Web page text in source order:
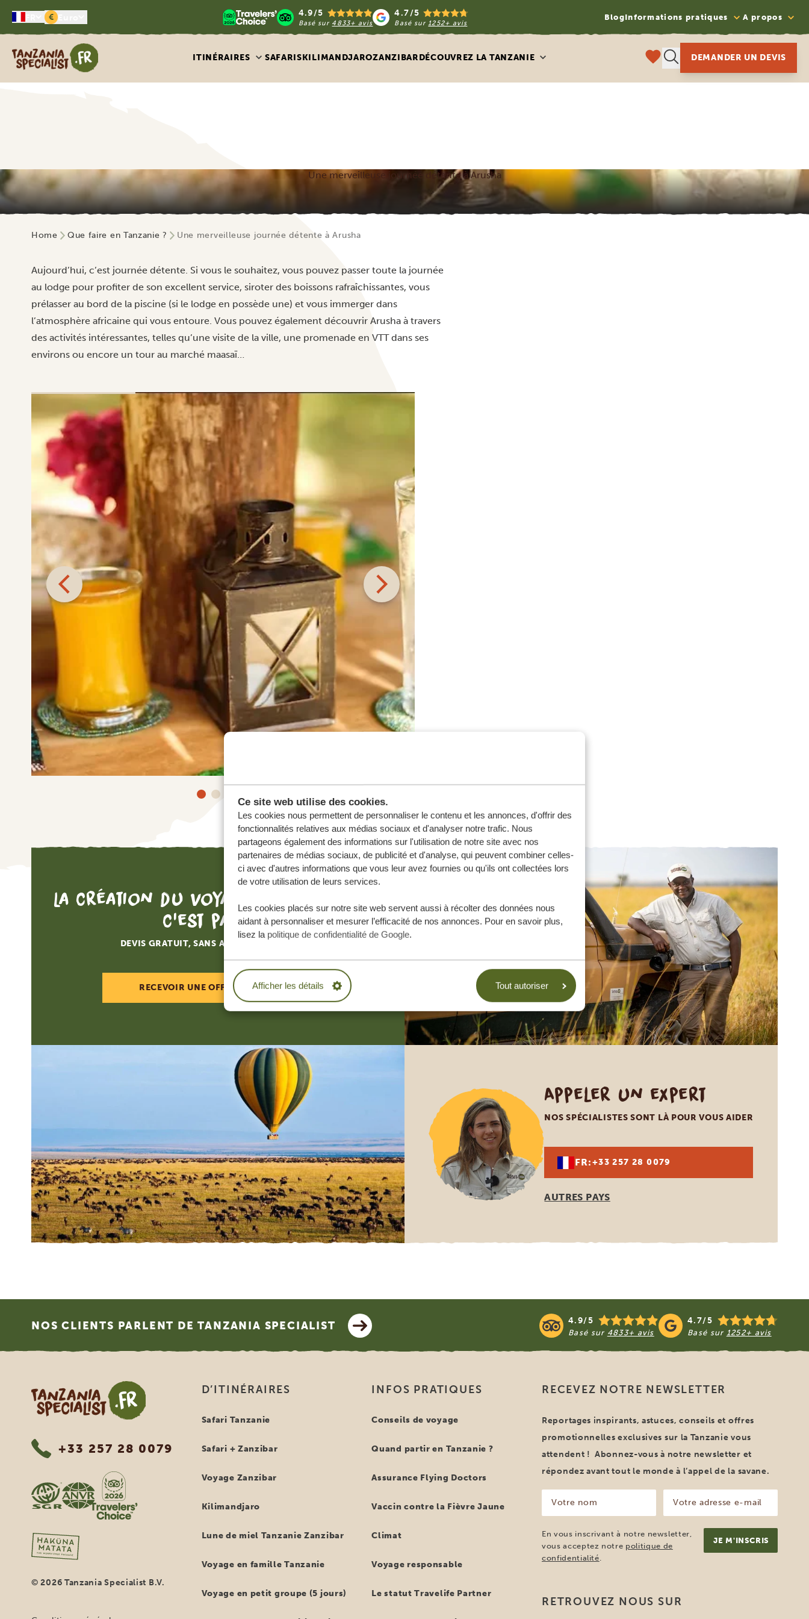
Ce site web utilise des cookies.
Les cookies nous permettent de personnaliser le contenu et les annonces, d'offrir des
fonctionnalités relatives aux médias sociaux et d'analyser notre trafic. Nous
partageons également des informations sur l'utilisation de notre site avec nos
partenaires de médias sociaux, de publicité et d'analyse, qui peuvent combiner celles-
ci avec d'autres informations que vous leur avez fournies ou qu'ils ont collectées lors
de votre utilisation de leurs services.
Les cookies placés sur notre site web servent aussi à récolter des données nous
aidant à personnaliser et mesurer l’efficacité de nos annonces. Pour en savoir plus,
lisez la politique de confidentialité de Google.
Afficher les détails Tout autoriser
€ 4.9/5
Basé sur 4833+ avis
4.7/5
Basé sur1252+ avis
BlogInformations pratiques A propos
Tanzania Specialist
ITINÉRAIRES SAFARISKILIMANDJAROZANZIBARDÉCOUVREZ LA TANZANIE DEMANDER UN DEVIS
Une merveilleuse journée détente à Arusha
Home Que faire en Tanzanie ? Une merveilleuse journée détente à Arusha
Aujourd’hui, c’est journée détente. Si vous le souhaitez, vous pouvez passer toute la journée
au lodge pour profiter de son excellent service, siroter des boissons rafraîchissantes, vous
prélasser au bord de la piscine (si le lodge en possède une) et vous immerger dans
l’atmosphère africaine qui vous entoure. Vous pouvez également découvrir Arusha à travers
des activités intéressantes, telles qu’une visite de la ville, une promenade en VTT dans ses
environs ou encore un tour au marché maasaï…
La création du voyage de vos rêves,
c'est par ici.
DEVIS GRATUIT, SANS AUCUNE OBLIGATION
RECEVOIR UNE OFFRE SUR MESURE
Appeler un expert
NOS SPÉCIALISTES SONT LÀ POUR VOUS AIDER
FR:+33 257 28 0079
AUTRES PAYS
NOS CLIENTS PARLENT DE TANZANIA SPECIALIST 4.9/5
Basé sur 4833+ avis
4.7/5
Basé sur 1252+ avis
Tanzania Specialist
+33 257 28 0079
© 2026 Tanzania Specialist B.V.
D’ITINÉRAIRES
Safari Tanzanie
Safari + Zanzibar
Voyage Zanzibar
Kilimandjaro
Lune de miel Tanzanie Zanzibar
Voyage en famille Tanzanie
Voyage en petit groupe (5 jours)
INFOS PRATIQUES
Conseils de voyage
Quand partir en Tanzanie ?
Assurance Flying Doctors
Vaccin contre la Fièvre Jaune
Climat
Voyage responsable
Le statut Travelife Partner
RECEVEZ NOTRE NEWSLETTER
Reportages inspirants, astuces, conseils et offres
promotionnelles exclusives sur la Tanzanie vous
attendent ! Abonnez-vous à notre newsletter et
répondez avant tout le monde à l’appel de la savane.
nom
(Nécessaire)
adresse
e-
mail
(Nécessaire)
En vous inscrivant à notre newsletter,
vous acceptez notre politique de
confidentialité.
RETROUVEZ NOUS SUR